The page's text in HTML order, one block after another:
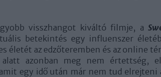
visszhangot kiváltó filmje, a
betekintés egy influenszer
életét az edzőteremben és az online
azonban meg nem értettség,
egy idő után már nem tud elrejteni